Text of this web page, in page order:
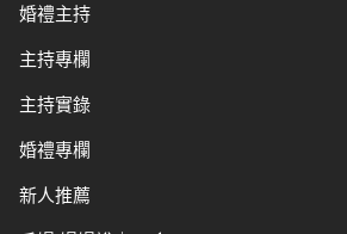
婚禮主持
主持專欄
主持實錄
婚禮專欄
新人推薦